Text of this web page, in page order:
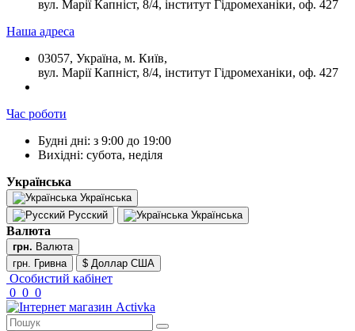
вул. Марії Капніст, 8/4, інститут Гідромеханіки, оф. 427
Наша адреса
03057, Україна, м. Київ,
вул. Марії Капніст, 8/4, інститут Гідромеханіки, оф. 427
Час роботи
Будні дні: з 9:00 до 19:00
Вихідні: субота, неділя
Українська
Українська
Русский
Українська
Валюта
грн. Валюта
грн. Гривна
$ Доллар США
Особистий кабінет
0 0 0